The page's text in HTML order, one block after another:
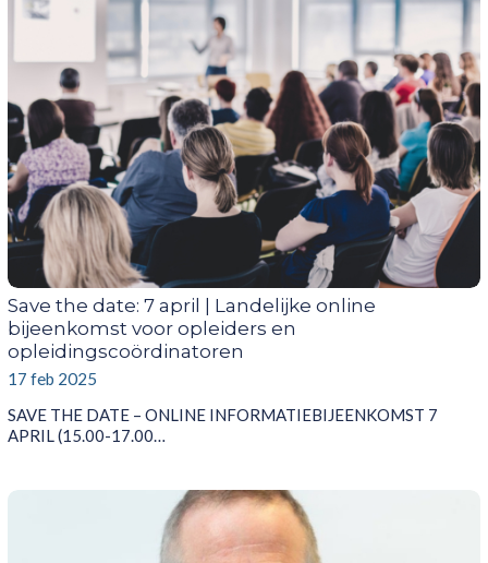
Save the date: 7 april | Landelijke online
bijeenkomst voor opleiders en
opleidingscoördinatoren
17 feb 2025
SAVE THE DATE – ONLINE INFORMATIEBIJEENKOMST 7
APRIL (15.00-17.00…